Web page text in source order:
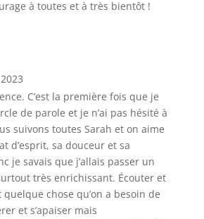
à toutes et à très bientôt !
C’est la première fois que je
de parole et je n’ai pas hésité à
suivons toutes Sarah et on aime
d’esprit, sa douceur et sa
je savais que j’allais passer un
très enrichissant. Écouter et
quelque chose qu’on a besoin de
et s’apaiser mais